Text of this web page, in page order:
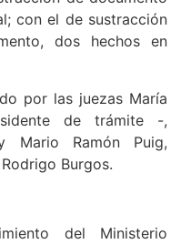
con el de sustracción
dos hechos en
por las juezas María
de trámite -,
Mario Ramón Puig,
Burgos.
del Ministerio